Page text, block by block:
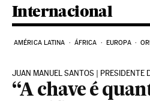
Internacional
AMÉRICA LATINA ÁFRICA EUROPA
JUAN MANUEL SANTOS | PRESIDENTE
“A chave é